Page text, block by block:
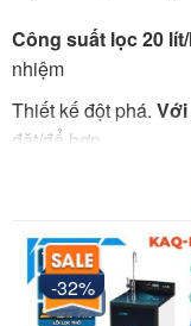
Công suất lọc 20
nhiệm
Thiết kế đột phá.
đặt/để hơn.
Tính năng thông
Bộ điều khiển van
máy hoạt động
hoặc không ổn
-32%
Wifi